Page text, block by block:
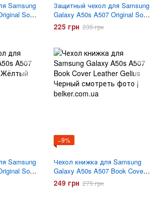
Samsung
Soft
Защитный чехол для Samsung
Galaxy A50s A507 Original Soft
Case Бирюзовый
225 грн 235 грн
Samsung
Soft
−9%
Чехол книжка для Samsung
Galaxy A50s A507 Book Cover
Leather Gelius Черный
249 грн 275 грн